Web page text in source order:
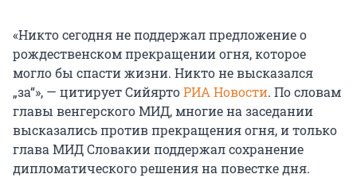
«Никто сегодня не поддержал предложение о
рождественском прекращении огня, которое
могло бы спасти жизни. Никто не высказался
„за“», — цитирует СийяртоРИА Новости. По словам
главы венгерского МИД, многие на заседании
высказались против прекращения огня, и только
глава МИД Словакии поддержал сохранение
дипломатического решения на повестке дня.